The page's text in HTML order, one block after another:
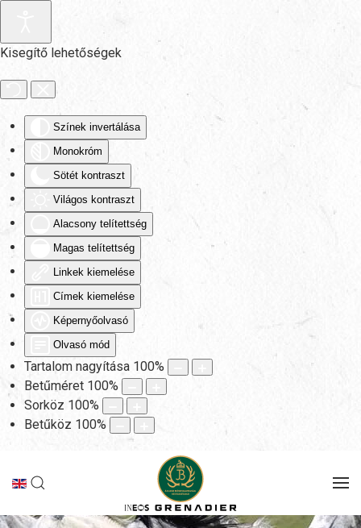
Kisegítő lehetőségek
Színek invertálása
Monokróm
Sötét kontraszt
Világos kontraszt
Alacsony telítettség
Magas telítettség
Linkek kiemelése
Címek kiemelése
Képernyőolvasó
Olvasó mód
Tartalom nagyítása 100%
Betűméret 100%
Sorköz 100%
Betűköz 100%
Fő tartalom átugrása